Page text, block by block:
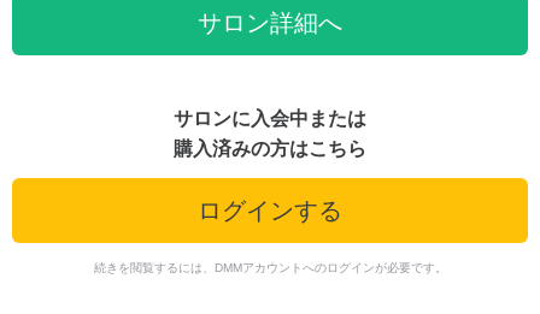
サロン詳細へ
サロンに入会中または
購入済みの方はこちら
ログインする
続きを閲覧するには、DMMアカウントへのログインが必要です。